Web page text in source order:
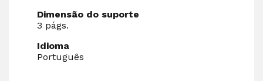
Dimensão do suporte
3 págs.
Idioma
Português